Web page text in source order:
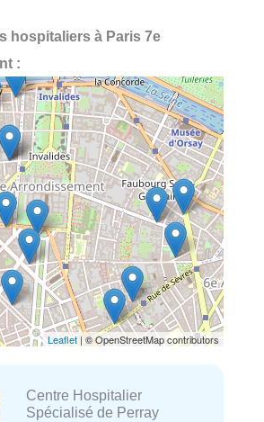
hospitaliers à Paris 7e
:
Leaflet| © OpenStreetMap contributors
Centre Hospitalier
Spécialisé de Perray